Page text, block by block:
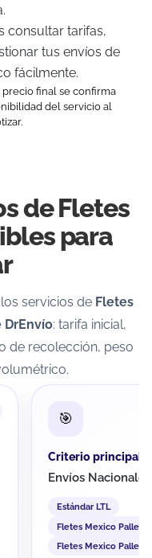
consultar tarifas,
tus envíos de
fácilmente.
precio final se confirma
del servicio al
de Fletes
para
servicios de Fletes
: tarifa inicial,
de recolección, peso
Criterio principal
Envíos Nacionales
Estándar LTL
Fletes Mexico Pallet
Fletes Mexico Pallet